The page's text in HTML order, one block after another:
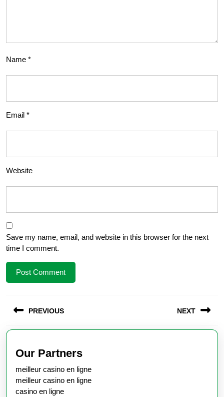
Name *
Email *
Website
Save my name, email, and website in this browser for the next
time I comment.
navigation
PREVIOUS
Previous
post:
NEXT
Our Partners
meilleur casino en ligne
meilleur casino en ligne
casino en ligne